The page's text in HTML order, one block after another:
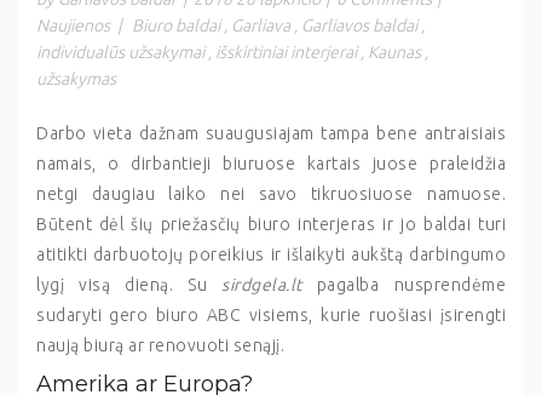
Naujienos | Biuro baldai , Garliava , Garliavos baldai ,
individualūs užsakymai , išskirtiniai interjerai , Kaunas ,
užsakymas
Darbo vieta dažnam suaugusiajam tampa bene antraisiais
namais, o dirbantieji biuruose kartais juose praleidžia
netgi daugiau laiko nei savo tikruosiuose namuose.
Būtent dėl šių priežasčių biuro interjeras ir jo baldai turi
atitikti darbuotojų poreikius ir išlaikyti aukštą darbingumo
lygį visą dieną. Susirdgela.ltpagalba nusprendėme
sudaryti gero biuro ABC visiems, kurie ruošiasi įsirengti
naują biurą ar renovuoti senąjį.
Amerika ar Europa?